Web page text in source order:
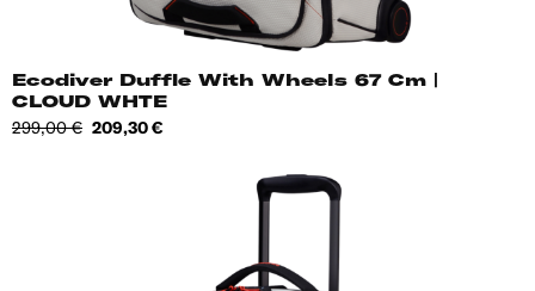
Ecodiver Duffle With Wheels 67 Cm |
CLOUD WHTE
Tavahind
299,00 € Hind
209,30 €